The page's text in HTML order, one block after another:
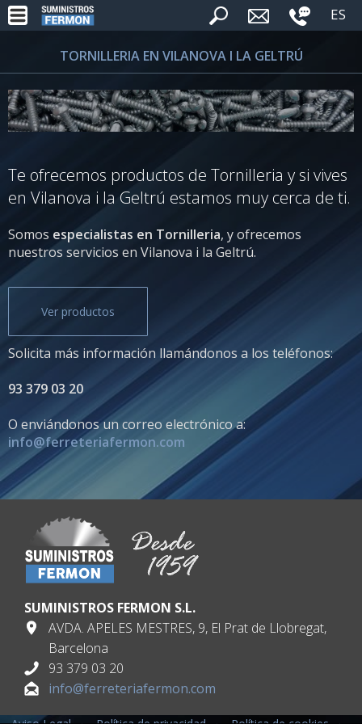
ES
TORNILLERIA EN VILANOVA I LA GELTRÚ
Te ofrecemos productos de Tornilleria y si vives
en Vilanova i la Geltrú estamos muy cerca de ti.
Somos especialistas en Tornilleria, y ofrecemos
nuestros servicios en Vilanova i la Geltrú.
Ver productos
Solicita más información llamándonos a los teléfonos:
93 379 03 20
O enviándonos un correo electrónico a:
info@ferreteriafermon.com
SUMINISTROS FERMON S.L.
AVDA. APELES MESTRES, 9, El Prat de Llobregat,
Barcelona
93 379 03 20
info@ferreteriafermon.com